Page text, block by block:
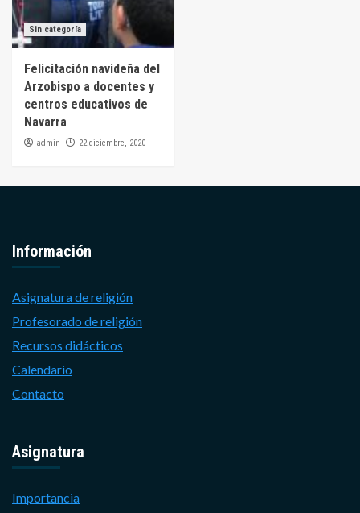
Sin categoría
Felicitación navideña del
Arzobispo a docentes y
centros educativos de
Navarra
admin 22 diciembre, 2020
Información
Asignatura de religión
Profesorado de religión
Recursos didácticos
Calendario
Contacto
Asignatura
Importancia